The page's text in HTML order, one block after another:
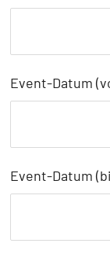
Event-Datum
Event-Datum